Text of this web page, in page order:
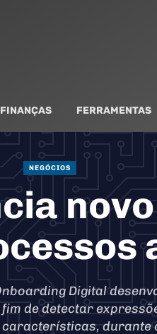
FINANÇAS FERRAMENTAS
NEGÓCIOS
Digital
de detectar
durante